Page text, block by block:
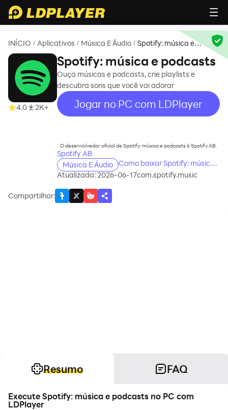
INÍCIO / Aplicativos / Música E Áudio / Spotify: música e
4.0 2K+
Spotify: música e podcasts
Ouça músicas e podcasts, crie playlists e
descubra sons que você vai adorar
Jogar no PC com LDPlayer
recommend
O desenvolvedor oficial de Spotify: música e podcasts é Spotify AB.
Spotify AB
Música E Áudio
Como baixar Spotify: música
e podcasts no seu
Atualizada: 2026-06-17com.spotify.music
Compartilhar:
Resumo FAQ
Execute Spotify: música e podcasts no PC com
LDPlayer